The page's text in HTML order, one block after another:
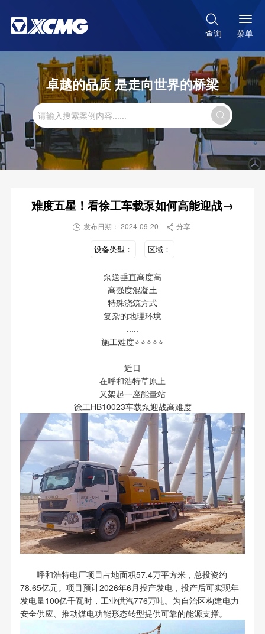

查询 菜单
卓越的品质 是走向世界的桥梁

难度五星！看徐工车载泵如何高能迎战→
 发布日期： 2024-09-20  分享
设备类型： 区域：
泵送垂直高度高
高强度混凝土
特殊浇筑方式
复杂的地理环境
.....
施工难度⭐⭐⭐⭐⭐
近日
在呼和浩特草原上
又架起一座能量站
徐工HB10023车载泵迎战高难度
呼和浩特电厂项目占地面积57.4万平方米，总投资约
78.65亿元。项目预计2026年6月投产发电，投产后可实现年
发电量100亿千瓦时，工业供汽776万吨。为自治区构建电力
安全供应、推动煤电功能形态转型提供可靠的能源支撑。